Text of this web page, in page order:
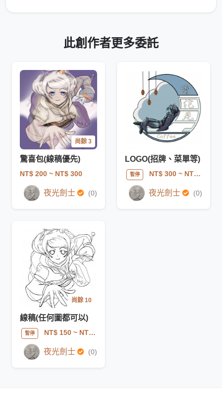
此創作者更多委託
尚餘 3
驚喜包(線稿優先)
NT$ 200 ~ NT$ 300
夜光劍士 (0)
LOGO(招牌、菜單等)
暫停 NT$ 300~ NT$ 300
夜光劍士 (0)
尚餘 10
線稿(任何圖都可以)
暫停 NT$ 150~ NT$ 450
夜光劍士 (0)